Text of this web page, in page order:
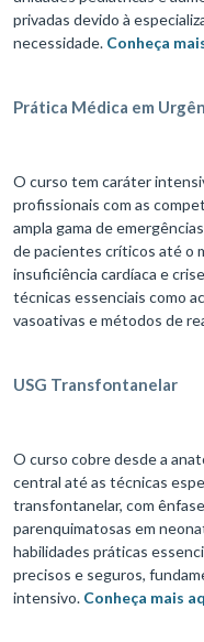
privadas devido à
necessidade. Conheça
Prática Médica em
O curso tem caráter
profissionais com as
ampla gama de
de pacientes críticos até o
insuficiência cardíaca e
técnicas essenciais como
vasoativas e métodos de
USG Transfontanelar
O curso cobre desde a
central até as técnicas
transfontanelar, com
parenquimatosas em
habilidades práticas
precisos e seguros,
intensivo. Conheça mais